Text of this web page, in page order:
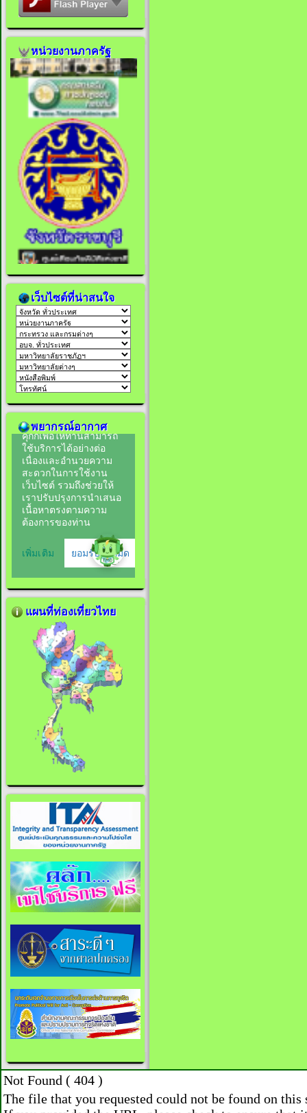
หน่วยงานภาครัฐ
เว็บไซต์ที่น่าสนใจ
พยากรณ์อากาศ
แผนที่ท่องเที่ยวไทย